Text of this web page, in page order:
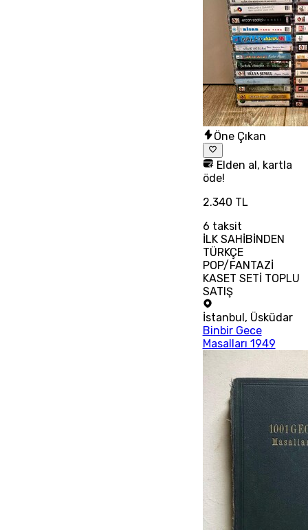
Öne Çıkan
Elden al, kartla
öde!
2.340 TL
6 taksit
İLK SAHİBİNDEN
TÜRKÇE
POP/FANTAZİ
KASET SETİ TOPLU
SATIŞ
İstanbul , Üsküdar
Binbir Gece
Masalları 1949